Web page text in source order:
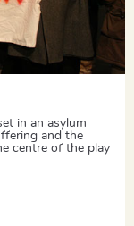
in an asylum
and the
centre of the play